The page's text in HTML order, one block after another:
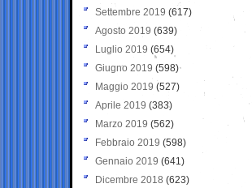
Settembre 2019 (617)
Agosto 2019 (639)
Luglio 2019 (654)
Giugno 2019 (598)
Maggio 2019 (527)
Aprile 2019 (383)
Marzo 2019 (562)
Febbraio 2019 (598)
Gennaio 2019 (641)
Dicembre 2018 (623)